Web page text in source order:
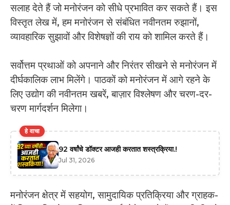
सलाह देते हैं जो मनोरंजन को सीधे प्रभावित कर सकते हैं। इस
विस्तृत लेख में, हम मनोरंजन से संबंधित नवीनतम रुझानों,
व्यावहारिक सुझावों और विशेषज्ञों की राय को शामिल करते हैं।
सर्वोत्तम प्रथाओं को अपनाने और निरंतर सीखने से मनोरंजन में
दीर्घकालिक लाभ मिलेंगे। पाठकों को मनोरंजन में आगे रहने के
लिए उद्योग की नवीनतम खबरें, बाज़ार विश्लेषण और चरण-दर-
चरण मार्गदर्शन मिलेगा।
हे वाचा
92 वर्षांचे डॉक्टर आजही करतात शस्त्रक्रिया.!
Jul 31, 2026
मनोरंजन क्षेत्र में सहयोग, सामुदायिक प्रतिक्रिया और ग्राहक-